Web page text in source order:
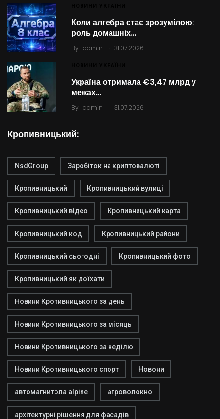
Коли алгебра стає зрозумілою:
роль домашніх…
By admin . 31.07.2026
Україна отримала €3,47 млрд у
межах…
By admin . 31.07.2026
Кропивницький:
NsdGroup Заробіток на криптовалюті
Кропивницький Кропивницький вулиці
Кропивницький відео Кропивницький карта
Кропивницький код Кропивницький райони
Кропивницький сьогодні Кропивницький фото
Кропивницький як доїхати
Новини Кропивницького за день
Новини Кропивницького за місяць
Новини Кропивницького за неділю
Новини Кропивницького спорт Новони
автомагнитола alpine агроволокно
архітектурні рішення для фасадів